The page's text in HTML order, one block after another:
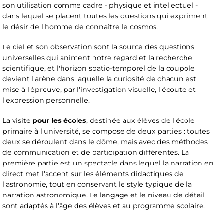
son utilisation comme cadre - physique et intellectuel -
dans lequel se placent toutes les questions qui expriment
le désir de l'homme de connaître le cosmos.
Le ciel et son observation sont la source des questions
universelles qui animent notre regard et la recherche
scientifique, et l'horizon spatio-temporel de la coupole
devient l'arène dans laquelle la curiosité de chacun est
mise à l'épreuve, par l'investigation visuelle, l'écoute et
l'expression personnelle.
La visite pour les écoles, destinée aux élèves de l'école
primaire à l'université, se compose de deux parties : toutes
deux se déroulent dans le dôme, mais avec des méthodes
de communication et de participation différentes. La
première partie est un spectacle dans lequel la narration en
direct met l'accent sur les éléments didactiques de
l'astronomie, tout en conservant le style typique de la
narration astronomique. Le langage et le niveau de détail
sont adaptés à l'âge des élèves et au programme scolaire.